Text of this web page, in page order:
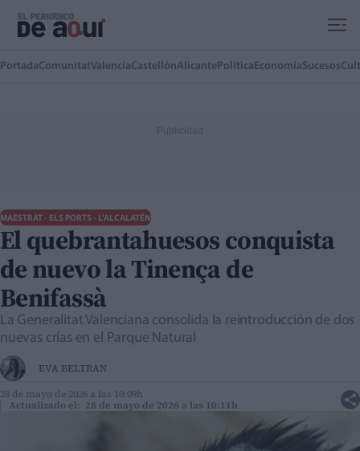
PortadaComunitatValenciaCastellónAlicante Política EconomíaSucesos
MAESTRAT - ELS PORTS - L’ALCALATÉN
El quebrantahuesos conquista
de nuevo la Tinença de
Benifassà
La Generalitat Valenciana consolida la reintroducción de dos
nuevas crías en el Parque Natural
EVA BELTRAN
28 de mayo de 2026 a las 10:09h
Actualizado el: 28 de mayo de 2026 a las 10:11h